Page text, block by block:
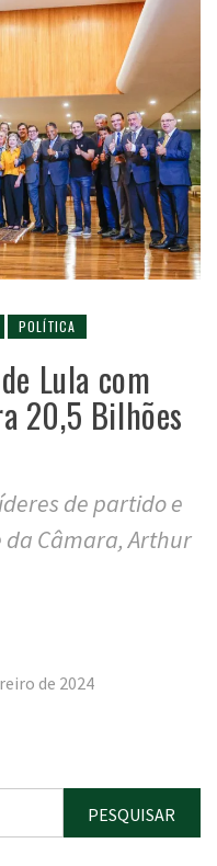
POLÍTICA
Lula com
20,5 Bilhões
de partido e
Câmara, Arthur
de 2024